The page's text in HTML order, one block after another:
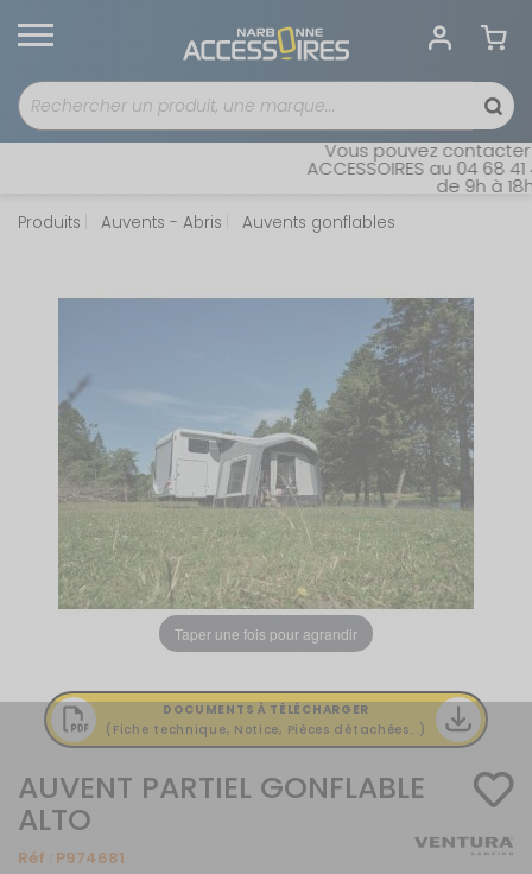
Vous pouvez contacter
ACCESSOIRES au 04 68
de 9h à
Produits Auvents - Abris Auvents gonflables
Taper une fois pour agrandir
DOCUMENTS À TÉLÉCHARGER
(Fiche technique, Notice, Pièces détachées...)
AUVENT PARTIEL GONFLABLE
ALTO
Réf : P974681